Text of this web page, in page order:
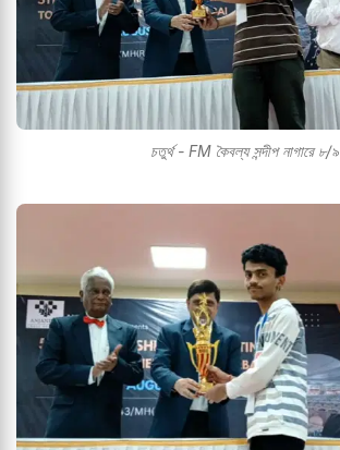
চতুর্থ - FM কৈবল্য সন্দীপ নাগারে ৮/৯